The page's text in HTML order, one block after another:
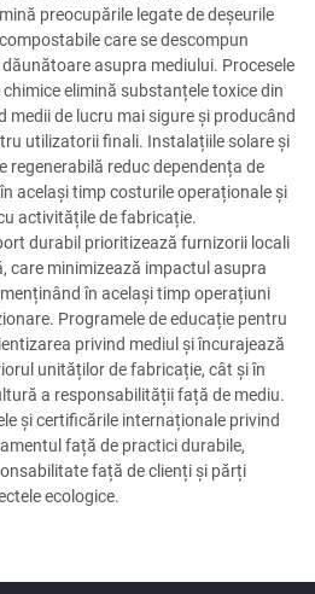
preocupările legate de deșeurile
care se descompun
asupra mediului. Procesele
elimină substanțele toxice din
medii de lucru mai sigure și producând
utilizatorii finali. Instalațiile solare și
regenerabilă reduc dependența de
același timp costurile operaționale și
activitățile de fabricație.
durabil prioritizează furnizorii locali
care minimizează impactul asupra
în același timp operațiuni
Programele de educație pentru
privind mediul și încurajează
unităților de fabricație, cât și în
a responsabilității față de mediu.
și certificările internaționale privind
față de practici durabile,
față de clienți și părți
ecologice.